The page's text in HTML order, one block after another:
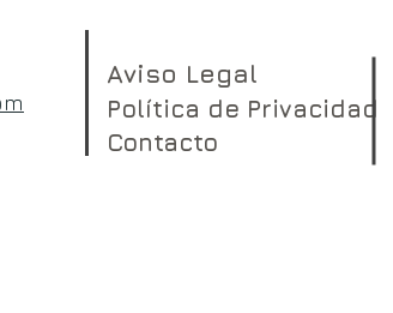
Aviso Legal
Política de Privacidad
Contacto